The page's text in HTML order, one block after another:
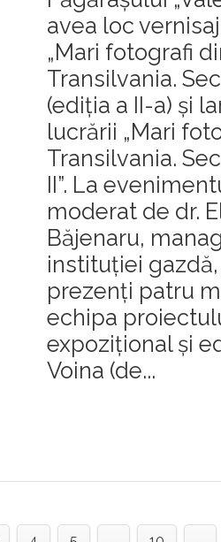
avea loc
„Mari fotografi
Transilvania.
(ediția a II-a) și
lucrării „Mari
Transilvania.
II”. La
moderat de dr.
Băjenaru,
instituției
prezenți patru
echipa
expozițional și
Voina (de...